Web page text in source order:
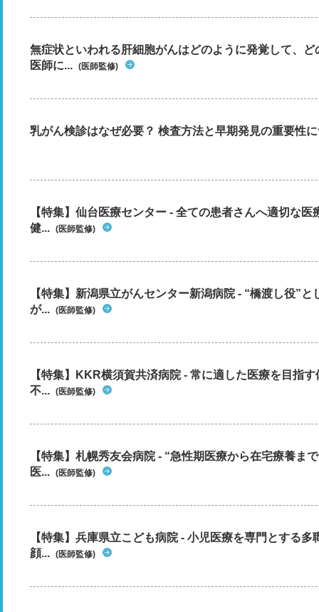
無症状といわれる肝細胞がんはどのように発覚して、
医師に... (医師監修)
乳がん検診はなぜ必要？ 検査方法と早期発見の重要性
【特集】仙台医療センター - 全ての患者さんへ適切な
健... (医師監修)
【特集】新潟県立がんセンター新潟病院 - “橋渡し役”
が... (医師監修)
【特集】KKR横須賀共済病院 - 常に適した医療を目指
不... (医師監修)
【特集】札幌秀友会病院 - “急性期医療から在宅療養ま
医... (医師監修)
【特集】兵庫県立こども病院 - 小児医療を専門とする
顔... (医師監修)